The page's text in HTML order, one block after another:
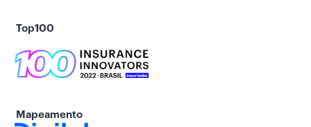
Top100
Mapeamento